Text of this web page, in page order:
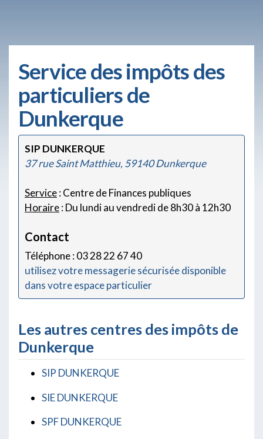
Service des impôts des
particuliers de
Dunkerque
SIP DUNKERQUE
37 rue Saint Matthieu, 59140 Dunkerque
Service: Centre de Finances publiques
Horaire: Du lundi au vendredi de 8h30 à 12h30
Contact
Téléphone : 03 28 22 67 40
utilisez votre messagerie sécurisée disponible
dans votre espace particulier
Les autres centres des impôts de
Dunkerque
SIP DUNKERQUE
SIE DUNKERQUE
SPF DUNKERQUE